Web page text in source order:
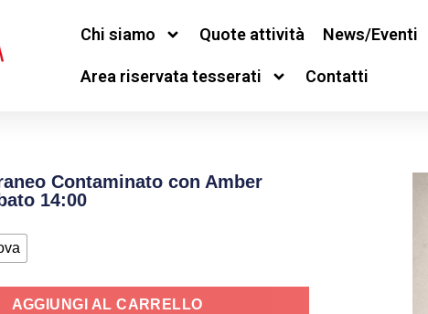
Chi siamo Quote attività News/Eventi
Area riservata tesserati Contatti
Contaminato con Amber
14:00
AGGIUNGI AL CARRELLO